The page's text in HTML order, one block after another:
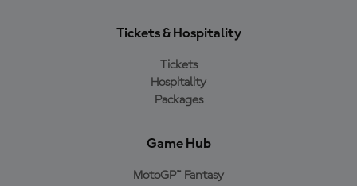
Tickets & Hospitality
Tickets
Hospitality
Packages
Game Hub
MotoGP™ Fantasy